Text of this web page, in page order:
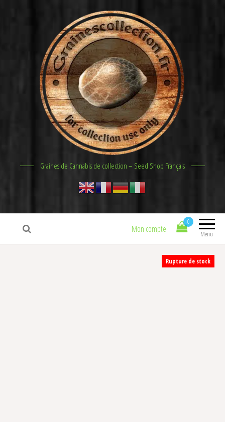
Graines de Cannabis de collection – Seed Shop Français
Menu
0
Mon compte
Rupture de stock